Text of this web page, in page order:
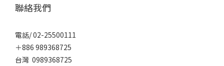
聯絡我們
電話/ 02-25500111
＋886 989368725
台灣 0989368725